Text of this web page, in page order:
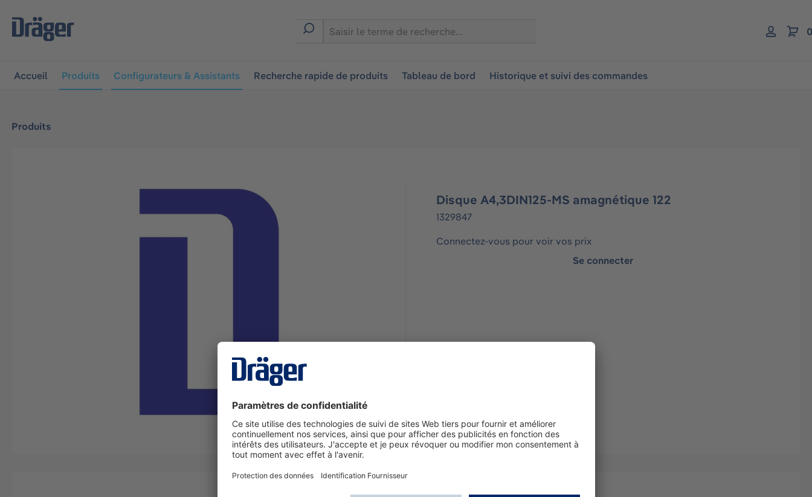
à la navigation principale
Accueil Produits Configurateurs & Assistants Recherche rapide de produits Tableau de bord Historique et suivi des commandes
Produits
Disque A4,3DIN125-MS amagnétique 122
1329847
Connectez-vous pour voir vos prix
Se connecter